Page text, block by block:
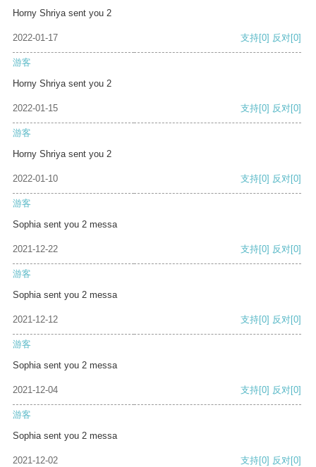
Horny Shriya sent you 2
2022-01-17 支持[0] 反对[0]
游客
Horny Shriya sent you 2
2022-01-15 支持[0] 反对[0]
游客
Horny Shriya sent you 2
2022-01-10 支持[0] 反对[0]
游客
Sophia sent you 2 messa
2021-12-22 支持[0] 反对[0]
游客
Sophia sent you 2 messa
2021-12-12 支持[0] 反对[0]
游客
Sophia sent you 2 messa
2021-12-04 支持[0] 反对[0]
游客
Sophia sent you 2 messa
2021-12-02 支持[0] 反对[0]